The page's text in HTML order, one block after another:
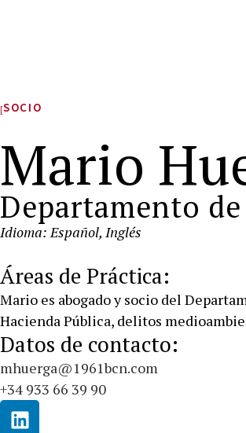
SOCIO
Mario
Departamento
Idioma: Español, Inglés
Áreas de Práctica:
Mario es abogado y socio del
Hacienda Pública, delitos
Datos de contacto:
mhuerga@1961bcn.com
+34 933 66 39 90